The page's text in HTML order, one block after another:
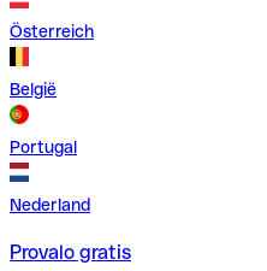
Österreich
België
Portugal
Nederland
Provalo gratis